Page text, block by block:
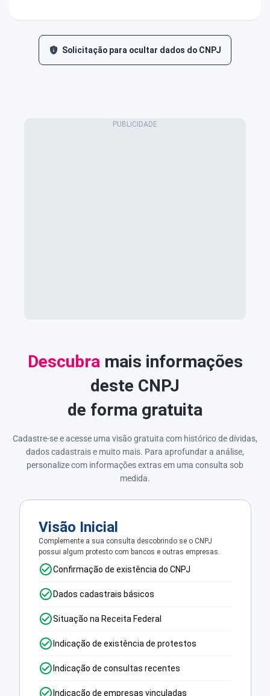
Solicitação para ocultar dados do CNPJ
Descubra mais informações
deste CNPJ
de forma gratuita
Cadastre-se e acesse uma visão gratuita com histórico de dívidas,
dados cadastrais e muito mais. Para aprofundar a análise,
personalize com informações extras em uma consulta sob
medida.
Visão Inicial
Complemente a sua consulta descobrindo se o CNPJ
possui algum protesto com bancos e outras empresas.
Confirmação de existência do CNPJ
Dados cadastrais básicos
Situação na Receita Federal
Indicação de existência de protestos
Indicação de consultas recentes
Indicação de empresas vinculadas